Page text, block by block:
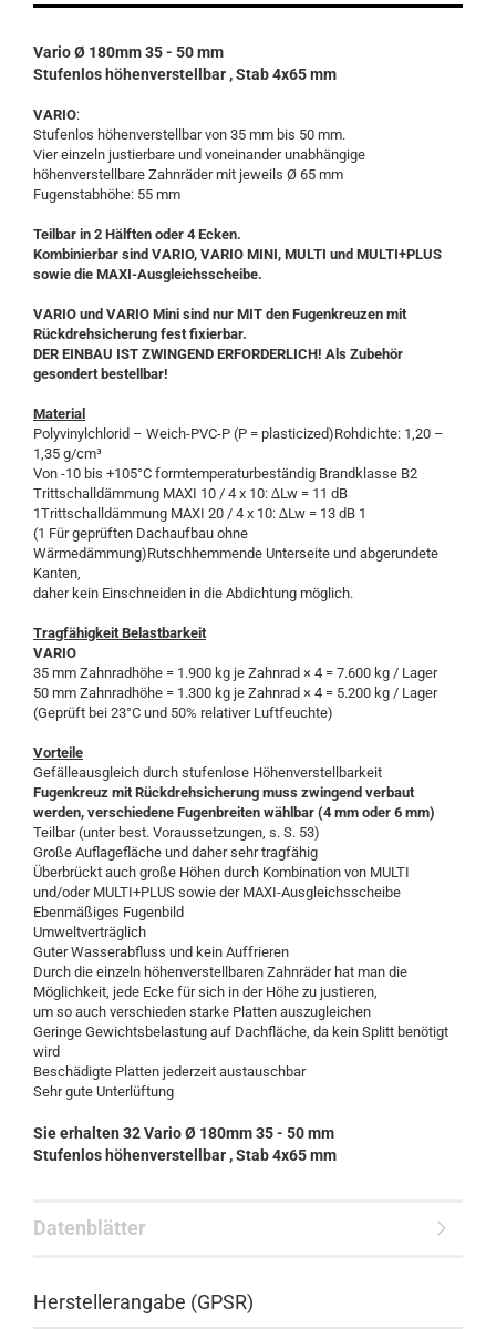
Vario Ø 180mm 35 - 50 mm
Stufenlos höhenverstellbar , Stab 4x65 mm
VARIO:
Stufenlos höhenverstellbar von 35 mm bis 50 mm.
Vier einzeln justierbare und voneinander unabhängige
höhenverstellbare Zahnräder mit jeweils Ø 65 mm
Fugenstabhöhe: 55 mm
Teilbar in 2 Hälften oder 4 Ecken.
Kombinierbar sind VARIO, VARIO MINI, MULTI und MULTI+PLUS
sowie die MAXI-Ausgleichsscheibe.
VARIO und VARIO Mini sind nur MIT den Fugenkreuzen mit
Rückdrehsicherung fest fixierbar.
DER EINBAU IST ZWINGEND ERFORDERLICH! Als Zubehör
gesondert bestellbar!
Material
Polyvinylchlorid – Weich-PVC-P (P = plasticized)Rohdichte: 1,20 –
1,35 g/cm³
Von -10 bis +105°C formtemperaturbeständig Brandklasse B2
Trittschalldämmung MAXI 10 / 4 x 10: ∆Lw = 11 dB
1Trittschalldämmung MAXI 20 / 4 x 10: ∆Lw = 13 dB 1
(1 Für geprüften Dachaufbau ohne
Wärmedämmung)Rutschhemmende Unterseite und abgerundete
Kanten,
daher kein Einschneiden in die Abdichtung möglich.
Tragfähigkeit ‍Belastbarkeit
VARIO
35 mm Zahnradhöhe = 1.900 kg je Zahnrad × 4 = 7.600 kg / Lager
50 mm Zahnradhöhe = 1.300 kg je Zahnrad × 4 = 5.200 kg / Lager
(Geprüft bei 23°C und 50% relativer Luftfeuchte)
Vorteile
Gefälleausgleich durch stufenlose Höhenverstellbarkeit
Fugenkreuz mit Rückdrehsicherung muss zwingend verbaut
werden, verschiedene Fugenbreiten wählbar (4 mm oder 6 mm)
Teilbar (unter best. Voraussetzungen, s. S. 53)
Große Auflagefläche und daher sehr tragfähig
Überbrückt auch große Höhen durch Kombination von MULTI
und/oder MULTI+PLUS sowie der MAXI-Ausgleichsscheibe
Ebenmäßiges Fugenbild
Umweltverträglich
Guter Wasserabfluss und kein Auffrieren
Durch die einzeln höhenverstellbaren Zahnräder hat man die
Möglichkeit, jede Ecke für sich in der Höhe zu justieren,
um so auch verschieden starke Platten auszugleichen
Geringe Gewichtsbelastung auf Dachfläche, da kein Splitt benötigt
wird
Beschädigte Platten jederzeit austauschbar
Sehr gute Unterlüftung
Sie erhalten 32Vario Ø 180mm 35 - 50 mm
Stufenlos höhenverstellbar , Stab 4x65 mm
Datenblätter
Herstellerangabe (GPSR)